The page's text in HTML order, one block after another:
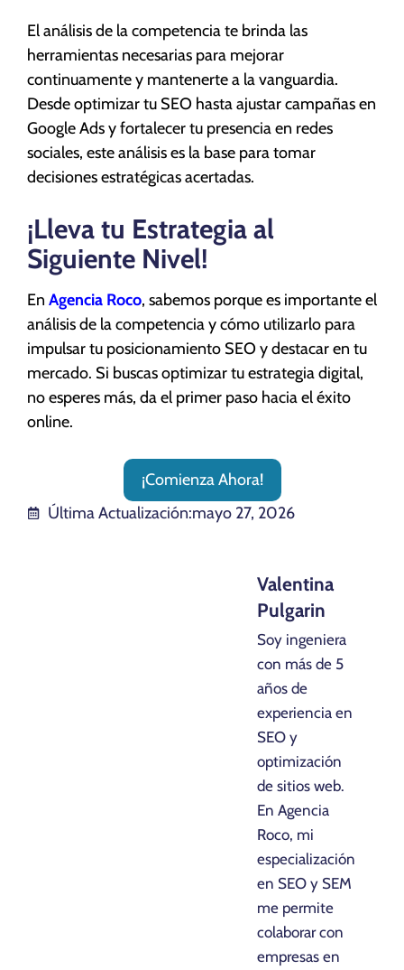
El análisis de la competencia te brinda las
herramientas necesarias para mejorar
continuamente y mantenerte a la vanguardia.
Desde optimizar tu SEO hasta ajustar campañas en
Google Ads y fortalecer tu presencia en redes
sociales, este análisis es la base para tomar
decisiones estratégicas acertadas.
¡Lleva tu Estrategia al
Siguiente Nivel!
En Agencia Roco, sabemos porque es importante el
análisis de la competencia y cómo utilizarlo para
impulsar tu posicionamiento SEO y destacar en tu
mercado. Si buscas optimizar tu estrategia digital,
no esperes más, da el primer paso hacia el éxito
online.
¡Comienza Ahora!
Última Actualización:mayo 27, 2026
Valentina
Pulgarin
Soy ingeniera
con más de 5
años de
experiencia en
SEO y
optimización
de sitios web.
En Agencia
Roco, mi
especialización
en SEO y SEM
me permite
colaborar con
empresas en